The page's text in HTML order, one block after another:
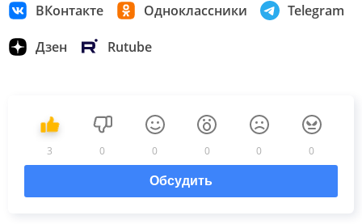
ВКонтакте Одноклассники Telegram
Дзен Rutube
3 0 0 0 0 0
Обсудить